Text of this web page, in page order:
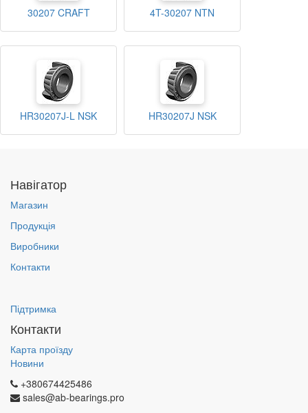
30207 CRAFT 4T-30207 NTN
HR30207J-L NSK HR30207J NSK
Навігатор
Магазин
Продукція
Виробники
Контакти
Підтримка
Контакти
Карта проїзду
Новини
+380674425486
sales@ab-bearings.pro